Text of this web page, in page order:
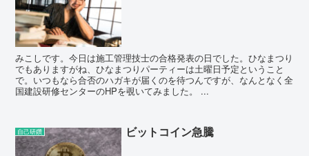
みこしです。今日は施工管理技士の合格発表の日でした。ひなまつり
でもありますがね、ひなまつりパーティーは土曜日予定ということ
で。いつもなら合否のハガキが届くのを待つんですが、なんとなく全
国建設研修センターのHPを覗いてみました。 ...
自己研鑽 ビットコイン急騰